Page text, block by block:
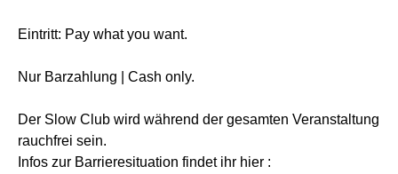
Eintritt: Pay what you want.
Nur Barzahlung | Cash only.
Der Slow Club wird während der gesamten Veranstaltung
rauchfrei sein.
Infos zur Barrieresituation findet ihr hier :